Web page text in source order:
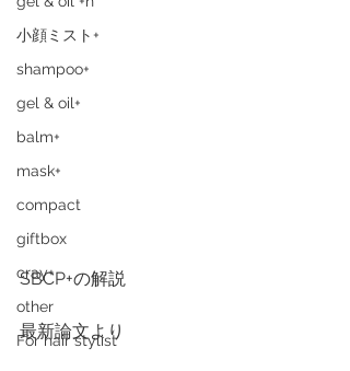
小顔ミスト+
shampoo+
gel & oil+
balm+
mask+
compact
giftbox
cray+
other
For hair stylist
SBCP+の解説
最新論文より